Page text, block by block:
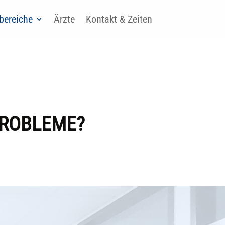
Ärzte Kontakt & Zeiten
Weitere Informationen